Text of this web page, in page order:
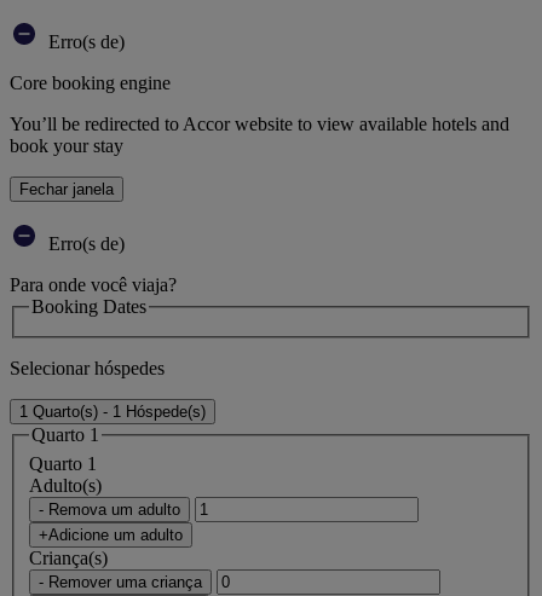
Erro(s de)
Core booking engine
You’ll be redirected to Accor website to view available hotels and
book your stay
Fechar janela
Erro(s de)
Para onde você viaja?
Booking Dates
Selecionar hóspedes
1 Quarto(s) - 1 Hóspede(s)
Quarto 1
Quarto 1
Adulto(s)
- Remova um adulto
+Adicione um adulto
Criança(s)
- Remover uma criança